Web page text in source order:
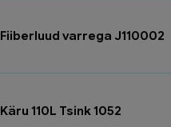
Fiiberluud varrega J110002
Käru 110L Tsink 1052